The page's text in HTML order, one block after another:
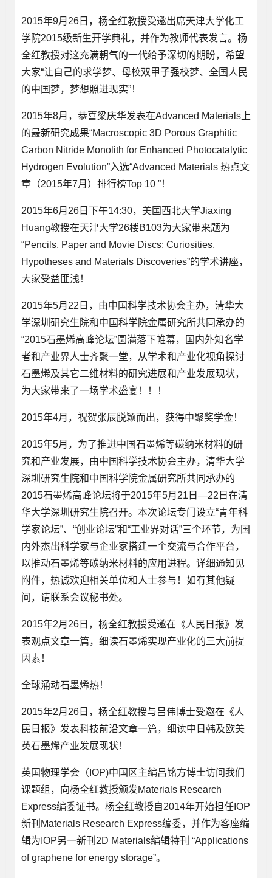
2015年9月26日，杨全红教授受邀出席天津大学化工
学院2015级新生开学典礼，并作为教师代表发言。杨
全红教授对这充满朝气的一代给予深切的期盼，希望
大家“让自己的求学梦、母校双甲子强校梦、全国人民
的中国梦，梦想照进现实”！
2015年8月，恭喜梁庆华发表在Advanced Materials上
的最新研究成果“Macroscopic 3D Porous Graphitic
Carbon Nitride Monolith for Enhanced Photocatalytic
Hydrogen Evolution”入选“Advanced Materials 热点文
章（2015年7月）排行榜Top 10 ”！
2015年6月26日下午14:30，美国西北大学Jiaxing
Huang教授在天津大学26楼B103为大家带来题为
“Pencils, Paper and Movie Discs: Curiosities,
Hypotheses and Materials Discoveries”的学术讲座，
大家受益匪浅！
2015年5月22日，由中国科学技术协会主办，清华大
学深圳研究生院和中国科学院金属研究所共同承办的
“2015石墨烯高峰论坛”圆满落下帷幕，国内外知名学
者和产业界人士齐聚一堂，从学术和产业化视角探讨
石墨烯及其它二维材料的研究进展和产业发展现状，
为大家带来了一场学术盛宴！！！
2015年4月，祝贺张辰脱颖而出，获得中聚奖学金！
2015年5月，为了推进中国石墨烯等碳纳米材料的研
究和产业发展，由中国科学技术协会主办，清华大学
深圳研究生院和中国科学院金属研究所共同承办的
2015石墨烯高峰论坛将于2015年5月21日—22日在清
华大学深圳研究生院召开。本次论坛专门设立“青年科
学家论坛”、“创业论坛”和“工业界对话”三个环节，为国
内外杰出科学家与企业家搭建一个交流与合作平台，
以推动石墨烯等碳纳米材料的应用进程。详细通知见
附件，热诚欢迎相关单位和人士参与！如有其他疑
问，请联系会议秘书处。
2015年2月26日，杨全红教授受邀在《人民日报》发
表观点文章一篇，细读石墨烯实现产业化的三大前提
因素！
全球涌动石墨烯热！
2015年2月26日，杨全红教授与吕伟博士受邀在《人
民日报》发表科技前沿文章一篇，细读中日韩及欧美
英石墨烯产业发展现状！
英国物理学会（IOP)中国区主编吕铭方博士访问我们
课题组，向杨全红教授颁发Materials Research
Express编委证书。杨全红教授自2014年开始担任IOP
新刊Materials Research Express编委，并作为客座编
辑为IOP另一新刊2D Materials编辑特刊 “Applications
of graphene for energy storage”。